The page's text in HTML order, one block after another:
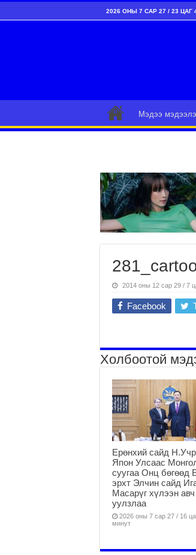
2026 ОНЫ 7 САР 27 / 23 ЦАГ
Мэдээ
2014 оны 12 сар 29 / 7
Facebook
Холбоотой
Ерөнхий сайд
Япон Улсаас
суугаа Онц бөгөөд
эрхт Элчин сайд
Масарүг хүлээн авч
уулзлаа
2026 оны 7 сар 27 / 16
минут